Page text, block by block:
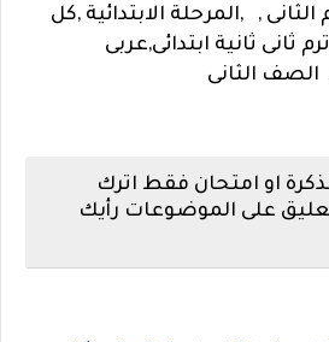
, ,المرحلة الابتدائية ,كل
ثانى ثانية ابتدائى,عربى
الصف الثانى
او امتحان فقط اترك
على الموضوعات رأيك